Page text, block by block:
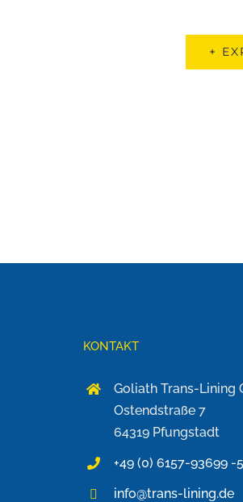
KONTAKT
Goliath Trans-Lining
Ostendstraße 7
64319 Pfungstadt
+49 (0) 6157-93699 -
info@trans-lining.de